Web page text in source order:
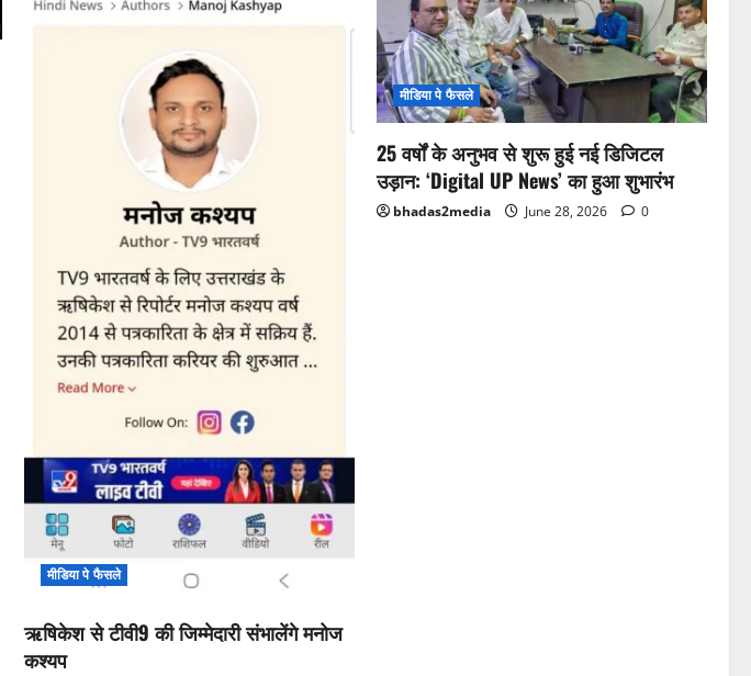
मीडिया पे फैसले
ऋषिकेश से टीवी9 की जिम्मेदारी संभालेंगे मनोज
कश्यप
मीडिया पे फैसले
25 वर्षों के अनुभव से शुरू हुई नई डिजिटल
उड़ान: ‘Digital UP News’ का हुआ शुभारंभ
bhadas2media June 28, 2026 0